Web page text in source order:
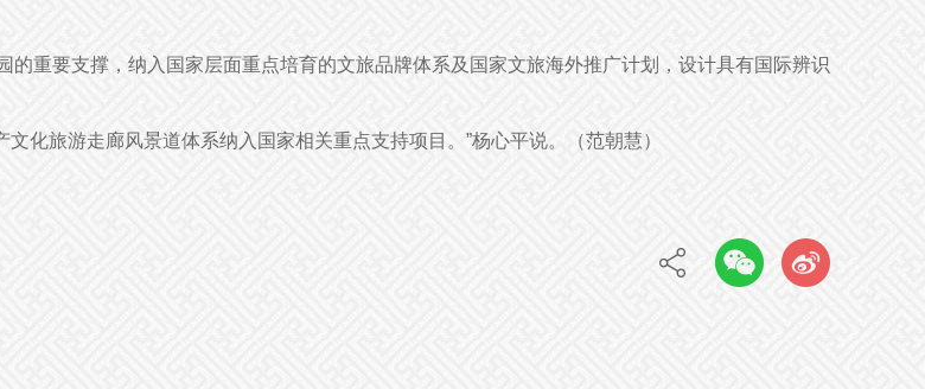
重要支撑，纳入国家层面重点培育的文旅品牌体系及国家文旅海外推广计划，设计具有国际辨识
化旅游走廊风景道体系纳入国家相关重点支持项目。”杨心平说。（范朝慧）